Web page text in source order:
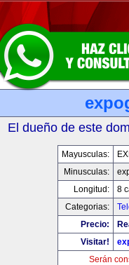
El dueño de este
Mayusculas:
Minusculas:
Longitud:
8
Categorias:
Precio:
Visitar!
Serán